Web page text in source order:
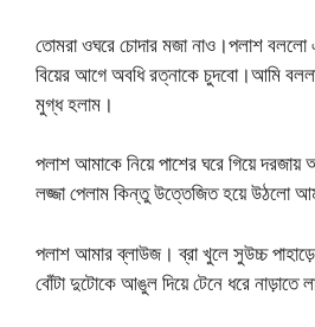
তোমরা ওঘরে চোদার মজা নাও।পলাশ
বিয়ের আগে অবধি রত্নাকে চুদবো।আমি
মুগ্ধ হলাম।
পলাশ আমাকে নিয়ে পাশের ঘরে গিয়ে
লজ্জা পেলাম কিন্তু উত্তেজিত হয়ে উঠলো
পলাশ আমার ব্লাউজ। ব্রা খুলে সুউচ্চ
বোঁটা দুটোকে আঙুল দিয়ে টেনে ধরে নাড়াতে